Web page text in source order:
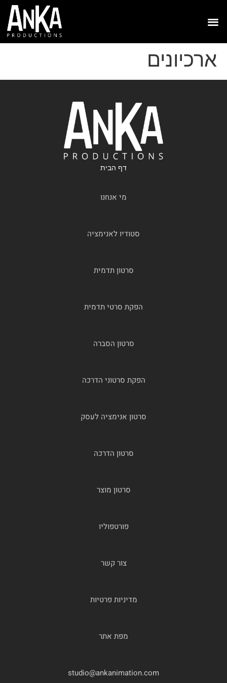
ארכיונים
דף הבית
מי אנחנו
סטודיו לאנימציה
סרטון תדמית
הפקת סרטי תדמית
סרטון הסברה
הפקת סרטוני הדרכה
סרטון אנימציה לעסק
סרטון הדרכה
סרטון מוצר
פורטפוליו
צור קשר
מדיניות פרטיות
מפת אתר
studio@ankanimation.com